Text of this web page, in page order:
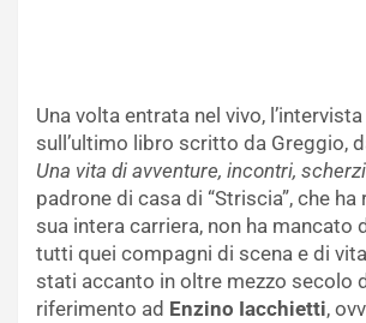
Una volta entrata nel vivo,
sull’ultimo libro scritto da Greggio,
Una vita di avventure, incontri,
padrone di casa di “Striscia”, che
sua intera carriera, non ha mancato
tutti quei compagni di scena e di
stati accanto in oltre mezzo secolo
riferimento ad Enzino Iacchietti,